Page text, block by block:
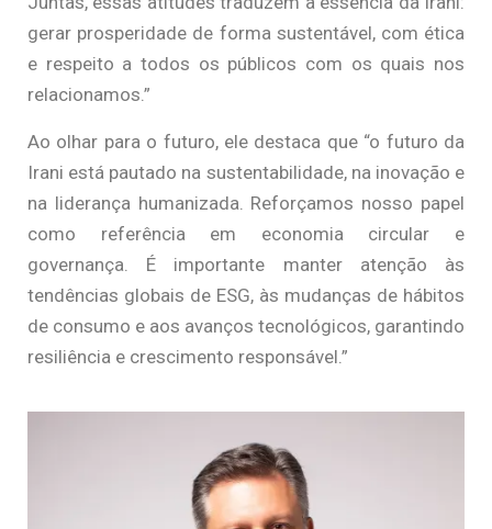
gerar prosperidade de forma sustentável, com ética
e respeito a todos os públicos com os quais nos
relacionamos.”
Ao olhar para o futuro, ele destaca que “o futuro da
Irani está pautado na sustentabilidade, na inovação e
na liderança humanizada. Reforçamos nosso papel
como referência em economia circular e
governança. É importante manter atenção às
tendências globais de ESG, às mudanças de hábitos
de consumo e aos avanços tecnológicos, garantindo
resiliência e crescimento responsável.”